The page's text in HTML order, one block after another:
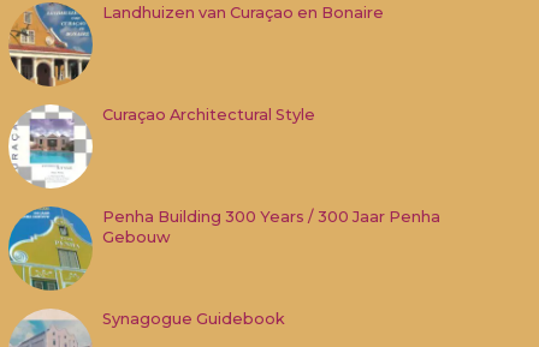
Landhuizen van Curaçao en Bonaire
Curaçao Architectural Style
Penha Building 300 Years / 300 Jaar Penha
Gebouw
Synagogue Guidebook